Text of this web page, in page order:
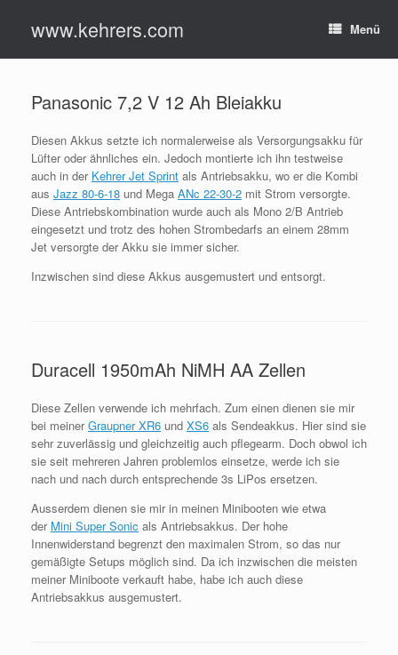
springenwww.kehrers.com Menü
Panasonic 7,2 V 12 Ah Bleiakku
Diesen Akkus setzte ich normalerweise als Versorgungsakku für
Lüfter oder ähnliches ein. Jedoch montierte ich ihn testweise
auch in der Kehrer Jet Sprint als Antriebsakku, wo er die Kombi
aus Jazz 80-6-18 und Mega ANc 22-30-2 mit Strom versorgte.
Diese Antriebskombination wurde auch als Mono 2/B Antrieb
eingesetzt und trotz des hohen Strombedarfs an einem 28mm
Jet versorgte der Akku sie immer sicher.
Inzwischen sind diese Akkus ausgemustert und entsorgt.
Duracell 1950mAh NiMH AA Zellen
Diese Zellen verwende ich mehrfach. Zum einen dienen sie mir
bei meinerGraupner XR6 und XS6 als Sendeakkus. Hier sind sie
sehr zuverlässig und gleichzeitig auch pflegearm. Doch obwol ich
sie seit mehreren Jahren problemlos einsetze, werde ich sie
nach und nach durch entsprechende 3s LiPos ersetzen.
Ausserdem dienen sie mir in meinen Minibooten wie etwa
der Mini Super Sonic als Antriebsakkus. Der hohe
Innenwiderstand begrenzt den maximalen Strom, so das nur
gemäßigte Setups möglich sind. Da ich inzwischen die meisten
meiner Miniboote verkauft habe, habe ich auch diese
Antriebsakkus ausgemustert.